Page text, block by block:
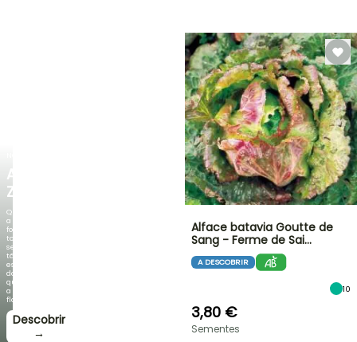
AGAPANTHUS
ZAMBEZI
Quando
a
folhagem
torna-
se
tão
espetacular
do
que
a
floração!
Descobrir
→
Alface batavia Goutte de
Sang - Ferme de Sai…
A DESCOBRIR
10
3,80 €
Sementes